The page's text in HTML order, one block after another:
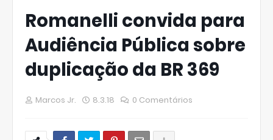
Romanelli convida para
Audiência Pública sobre
duplicação da BR 369
Marcos Jr. 8.3.18 0 Comentários